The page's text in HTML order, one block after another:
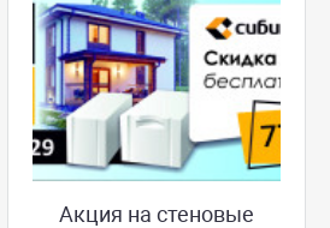
Акция на стеновые